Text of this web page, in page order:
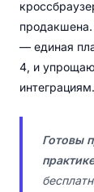
— единая
4, и
интеграциям.
Готовы